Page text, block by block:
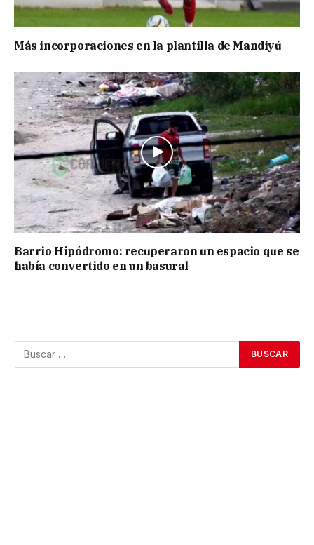
Más incorporaciones en la plantilla de Mandiyú
Barrio Hipódromo: recuperaron un espacio que se
había convertido en un basural